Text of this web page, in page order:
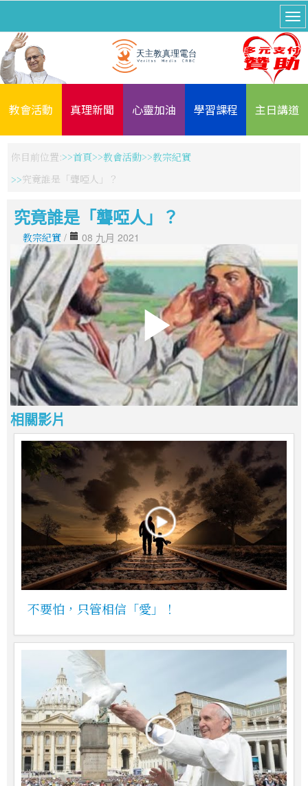
教會活動 真理新聞 心靈加油 學習課程 主日講道
你目前位置: 首頁 教會活動
教宗紀實
究竟誰是「聾啞人」？
究竟誰是「聾啞人」？
教宗紀實 / 08 九月 2021
相關影片
不要怕，只管相信「愛」！